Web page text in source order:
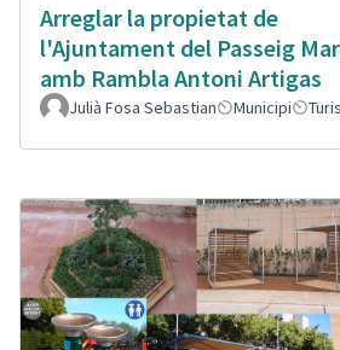
Arreglar la propietat de
l'Ajuntament del Passeig
amb Rambla Antoni Artigas
Julià Fosa Sebastian Municipi